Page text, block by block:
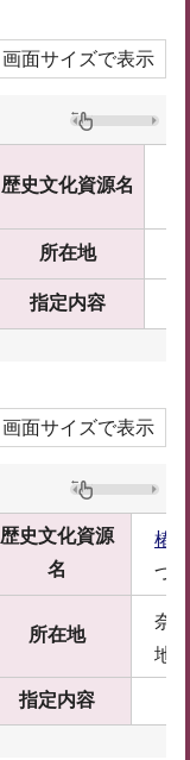
画面サイズで表示
歴史文化資源名
所在地
指定内容
画面サイズで表示
歴史文化資源
名
椿
つ
所在地
奈
地
指定内容